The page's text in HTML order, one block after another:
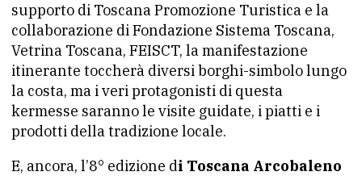
supporto di Toscana Promozione Turistica e la
collaborazione di Fondazione Sistema Toscana,
Vetrina Toscana, FEISCT, la manifestazione
itinerante toccherà diversi borghi-simbolo lungo
la costa, ma i veri protagonisti di questa
kermesse saranno le visite guidate, i piatti e i
prodotti della tradizione locale.
E, ancora, l’8° edizione di Toscana Arcobaleno